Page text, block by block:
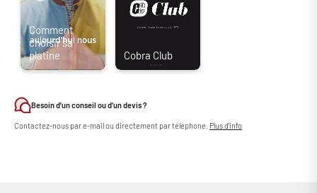
Besoin d'un conseil ou d'un devis ?
Contactez-nous par e-mail ou directement par téléphone. Plus d'info
inconvénient imputable à l’entrainement direct était lié au phénomène
de cogging : un problème qui désormais résolu en optant pour un
moteur sans noyau en fer ! La Technics SL-1210MK7 n’est donc pas
seulement un instrument de précision pour DJ, c’est aussi et surtout
une platine vinyle audiophile capable de concurrencer n’importe quel
"Bras de lecture, châssis, plateau : tout a été revisité…"
La nouvelle platine Technics SL-1210MK7 peut également se targuer